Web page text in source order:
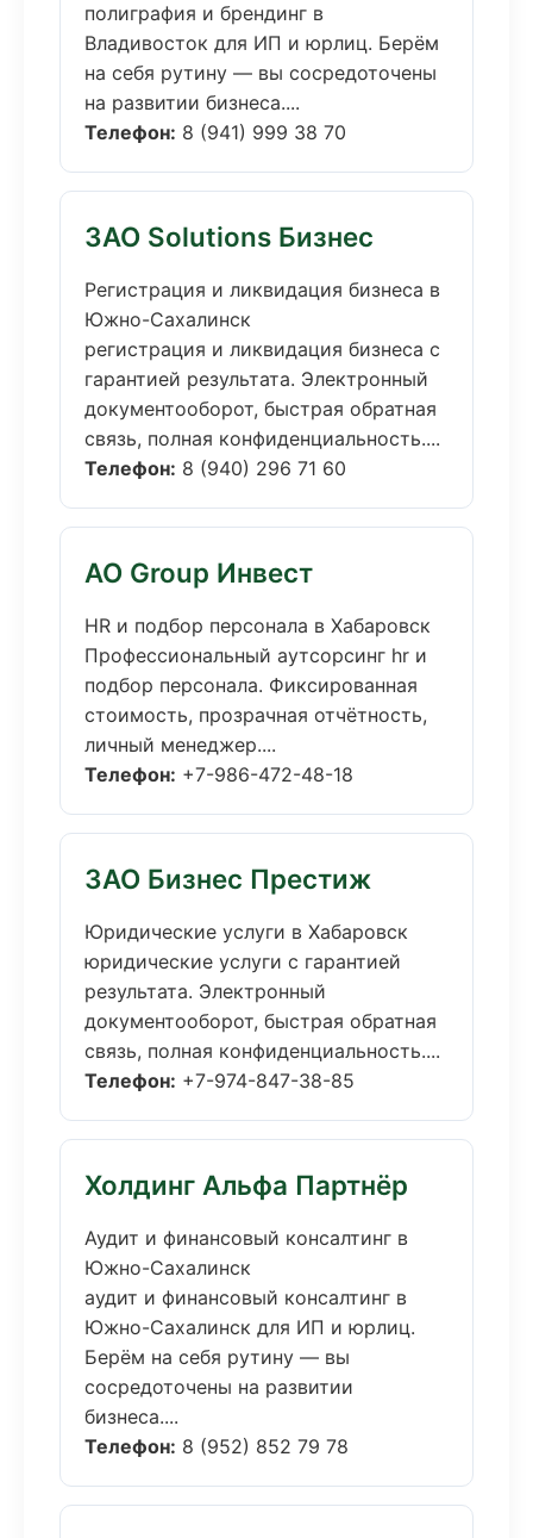
полиграфия и брендинг в
Владивосток для ИП и юрлиц. Берём
на себя рутину — вы сосредоточены
на развитии бизнеса....
Телефон: 8 (941) 999 38 70
ЗАО Solutions Бизнес
Регистрация и ликвидация бизнеса в
Южно-Сахалинск
регистрация и ликвидация бизнеса с
гарантией результата. Электронный
документооборот, быстрая обратная
связь, полная конфиденциальность....
Телефон: 8 (940) 296 71 60
АО Group Инвест
HR и подбор персонала в Хабаровск
Профессиональный аутсорсинг hr и
подбор персонала. Фиксированная
стоимость, прозрачная отчётность,
личный менеджер....
Телефон: +7-986-472-48-18
ЗАО Бизнес Престиж
Юридические услуги в Хабаровск
юридические услуги с гарантией
результата. Электронный
документооборот, быстрая обратная
связь, полная конфиденциальность....
Телефон: +7-974-847-38-85
Холдинг Альфа Партнёр
Аудит и финансовый консалтинг в
Южно-Сахалинск
аудит и финансовый консалтинг в
Южно-Сахалинск для ИП и юрлиц.
Берём на себя рутину — вы
сосредоточены на развитии
бизнеса....
Телефон: 8 (952) 852 79 78